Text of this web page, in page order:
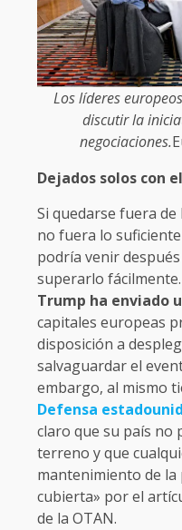
Los líderes
discutir la
negociaciones.
Dejados solos con
Si quedarse fuera de
no fuera lo
podría venir
superarlo fácilmente.
Trump ha enviado
capitales europeas
disposición a
salvaguardar el
embargo, al mismo
Defensa
claro que su país no
terreno y que
mantenimiento de
cubierta» por el
de la OTAN.